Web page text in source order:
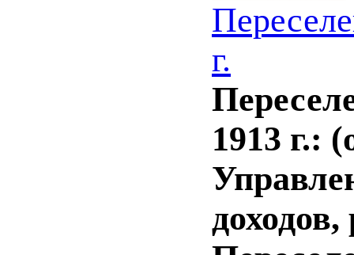
г.
1913 г.: